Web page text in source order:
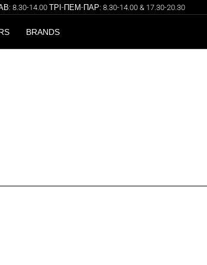
14.00 ΤΡΙ-ΠΕΜ-ΠΑΡ: 8.30-14.00 & 17.30-20.30
BRANDS